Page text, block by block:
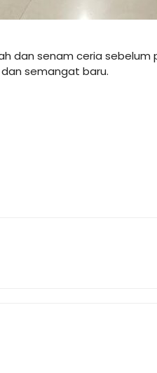
dan senam ceria sebelum
semangat baru.